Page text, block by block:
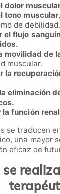
dolor
tono muscular
de debilidad.
el flujo
movilidad de
muscular.
la
eliminación
la función
se traducen
una mayor
eficaz de
se